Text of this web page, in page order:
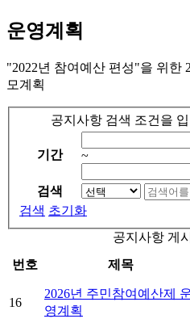
운영계획
"2022년 참여예산 편성"을 위한
모계획
공지사항 검색 조건을
기간 ~
검색
검색 초기화
공지사항 게
번호
제목
16
2026년 주민참여예산제
영계획